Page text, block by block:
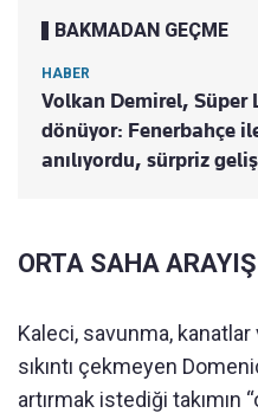
BAKMADAN GEÇME
HABER
Volkan Demirel, Süper
dönüyor: Fenerbahçe
anılıyordu, sürpriz
ORTA SAHA
Kaleci, savunma,
sıkıntı çekmeyen
artırmak istediği takımın